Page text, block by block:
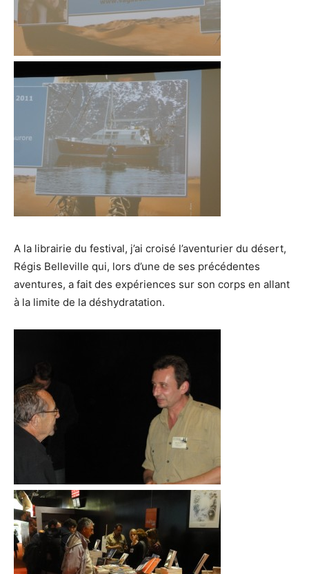
A la librairie du festival, j’ai croisé l’aventurier du désert,
Régis Belleville qui, lors d’une de ses précédentes
aventures, a fait des expériences sur son corps en allant
à la limite de la déshydratation.